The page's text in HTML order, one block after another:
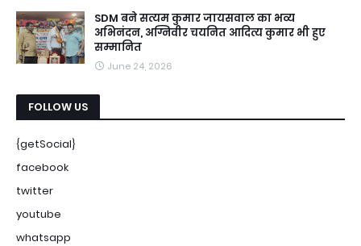
SDM बने सत्यम कुमार जायसवाल का भव्य
अभिनंदन, अग्निवीर चयनित आदित्य कुमार भी हुए
सम्मानित
June 24, 2026
FOLLOW US
{getSocial}
facebook
twitter
youtube
whatsapp